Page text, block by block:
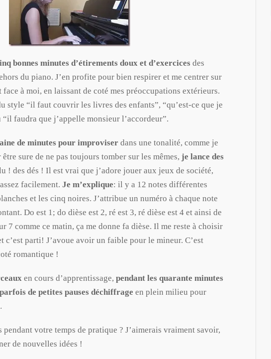
bonnes minutes d’étirements doux et d’exercices des
du piano. J’en profite pour bien respirer et me centrer sur
à moi, en laissant de coté mes préoccupations extérieurs.
style “il faut couvrir les livres des enfants”, “qu’est-ce que je
faudra que j’appelle monsieur l’accordeur”.
de minutes pour improviser dans une tonalité, comme je
sure de ne pas toujours tomber sur les mêmes, je lance des
! des dés ! Il est vrai que j’adore jouer aux jeux de société,
facilement. Je m’explique: il y a 12 notes différentes
et les cinq noires. J’attribue un numéro à chaque note
Do est 1; do dièse est 2, ré est 3, ré dièse est 4 et ainsi de
7 comme ce matin, ça me donne fa dièse. Il me reste à choisir
c’est parti! J’avoue avoir un faible pour le mineur. C’est
romantique !
en cours d’apprentissage, pendant les quarante minutes
parfois de petites pauses déchiffrage en plein milieu pour
votre temps de pratique ? J’aimerais vraiment savoir,
de nouvelles idées !